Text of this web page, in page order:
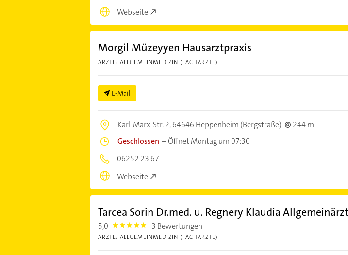
Webseite
Morgil Müzeyyen Hausarztpraxis
ÄRZTE: ALLGEMEINMEDIZIN (FACHÄRZTE)
E-Mail
Karl-Marx-Str. 2,64646 Heppenheim (Bergstraße)
244 m
Geschlossen –Öffnet Montag um 07:30
06252 23 67
Webseite
Tarcea Sorin Dr.med. u. Regnery Klaudia
5,0 5.0 3 Bewertungen
ÄRZTE: ALLGEMEINMEDIZIN (FACHÄRZTE)